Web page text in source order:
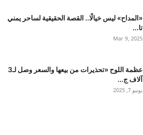
«المداح» ليس خيالًا.. القصة الحقيقية لساحر يمني
تا...
Mar 9, 2025
عظمة اللوح «تحذيرات من بيعها والسعر وصل لـ3
آلاف ج...
يونيو 7, 2025